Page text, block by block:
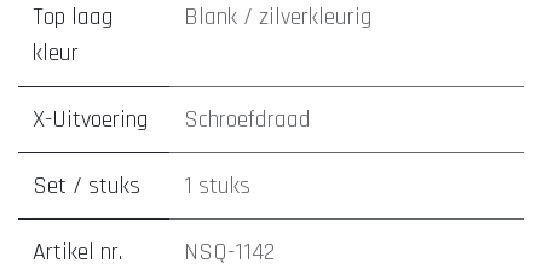
Top laag
kleur
Blank / zilverkleurig
X-Uitvoering Schroefdraad
Set / stuks 1 stuks
Artikel nr. NSQ-1142